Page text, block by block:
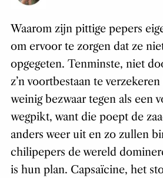
Waarom zijn pittige pepers
om ervoor te zorgen dat ze
opgegeten. Tenminste, niet
z’n voortbestaan te
weinig bezwaar tegen als een
wegpikt, want die poept de
anders weer uit en zo zullen
chilipepers de wereld
is hun plan. Capsaïcine, het